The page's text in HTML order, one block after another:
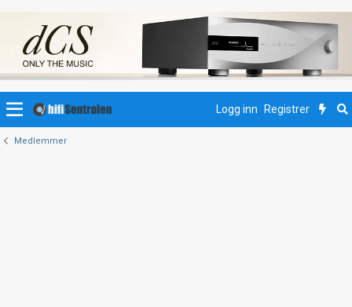
Logg inn Registrer
Medlemmer